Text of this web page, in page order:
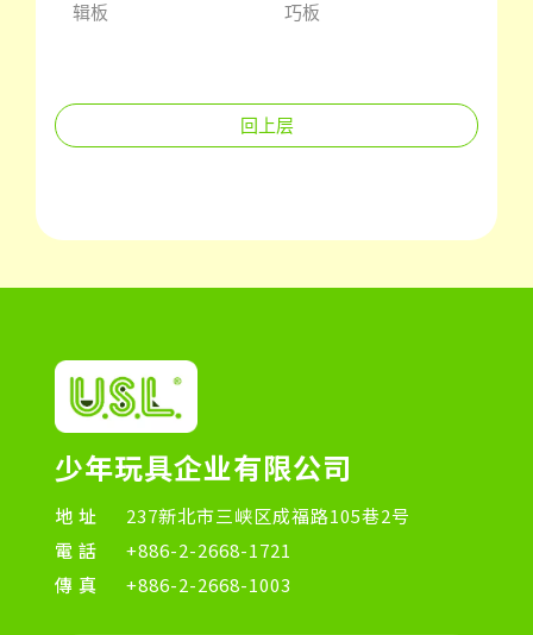
辑板
巧板
回上层
少年玩具企业有限公司
地址
237新北市三峡区成福路105巷2号
電話
+886-2-2668-1721
傳真
+886-2-2668-1003